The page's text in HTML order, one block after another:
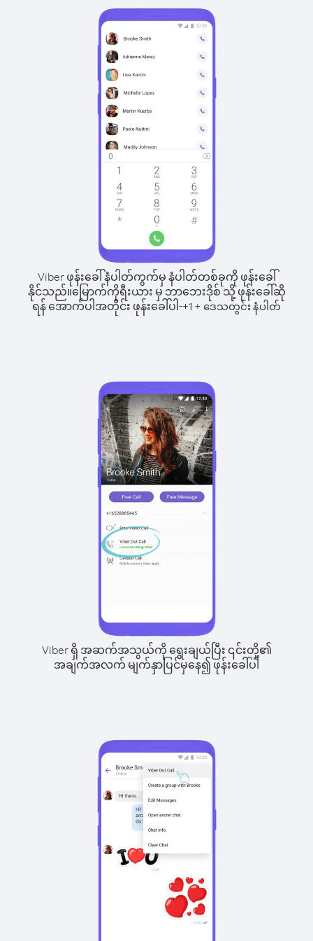
Viber ဖုန်းခေါ်နံပါတ်ကွက်မှ နံပါတ်တစ်ခုကို ဖုန်းခေါ်
နိုင်သည်။မြောက်ကိုရီးယား မှ ဘာဘေးဒိုစ် သို့ ဖုန်းခေါ်ဆို
ရန် အောက်ပါအတိုင်း ဖုန်းခေါ်ပါ-+1 + ဒေသတွင်း နံပါတ်
Viber ရှိ အဆက်အသွယ်ကို ရွေးချယ်ပြီး ၎င်းတို့၏
အချက်အလက် မျက်နှာပြင်မှနေ၍ ဖုန်းခေါ်ပါ